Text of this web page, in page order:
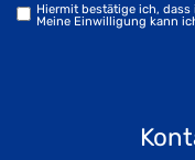
Hiermit bestätige ich, dass
Meine Einwilligung kann